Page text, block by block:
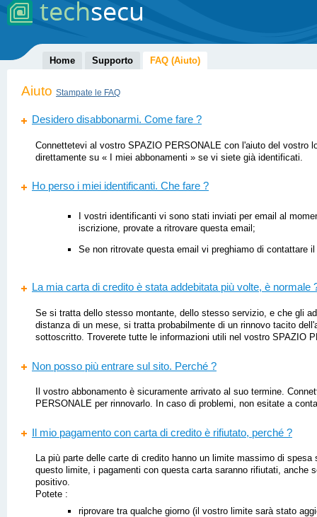
Home Supporto FAQ (Aiuto)
Aiuto Stampate le FAQ
Desidero disabbonarmi. Come fare ?
Connettetevi al vostro SPAZIO PERSONALE con l'aiuto del vostro
direttamente su « I miei abbonamenti » se vi siete già identificati.
Ho perso i miei identificanti. Che fare ?
I vostri identificanti vi sono stati inviati per email al
iscrizione, provate a ritrovare questa email;
Se non ritrovate questa email vi preghiamo di contattare
La mia carta di credito è stata addebitata più volte, è normale
Se si tratta dello stesso montante, dello stesso servizio, e che gli
distanza di un mese, si tratta probabilmente di un rinnovo tacito
sottoscritto. Troverete tutte le informazioni utili nel vostro SPAZIO
Non posso più entrare sul sito. Perché ?
Il vostro abbonamento è sicuramente arrivato al suo termine.
PERSONALE per rinnovarlo. In caso di problemi, non esitate a
Il mio pagamento con carta di credito è rifiutato, perché ?
La più parte delle carte di credito hanno un limite massimo di spesa
questo limite, i pagamenti con questa carta saranno rifiutati, anche
positivo.
Potete :
riprovare tra qualche giorno (il vostro limite sarà stato